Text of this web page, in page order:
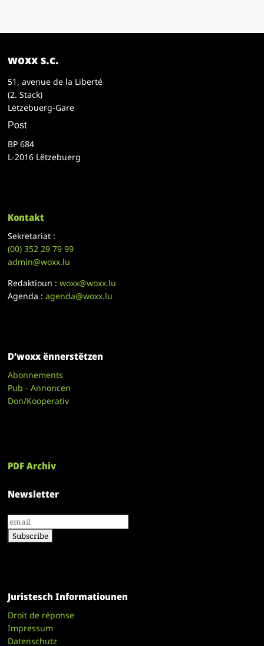
woxx s.c.
51, avenue de la Liberté
(2. Stack)
Lëtzebuerg-Gare
Post
BP 684
L-2016 Lëtzebuerg
Kontakt
Sekretariat :
(00)352 29 79 99
admin@woxx.lu
Redaktioun :woxx@woxx.lu
Agenda :agenda@woxx.lu
D’woxx ënnerstëtzen
Abonnements
Pub - Annoncen
Don/Kooperativ
PDF Archiv
Newsletter
Juristesch Informatiounen
Droit de réponse
Impressum
Datenschutz